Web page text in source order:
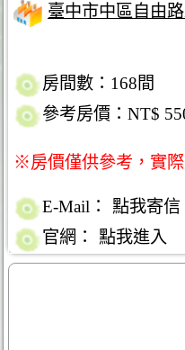
臺中市中區自由
房間數：168間
參考房價：NT$
※房價僅供參考，實
E-Mail：
點我寄信
官網：
點我進入